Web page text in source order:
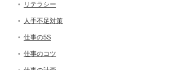
リテラシー
人手不足対策
仕事の5S
仕事のコツ